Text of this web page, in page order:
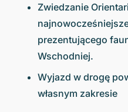
Zwiedzanie
prezentującego
Wschodniej.
Wyjazd w drogę
własnym zakresie